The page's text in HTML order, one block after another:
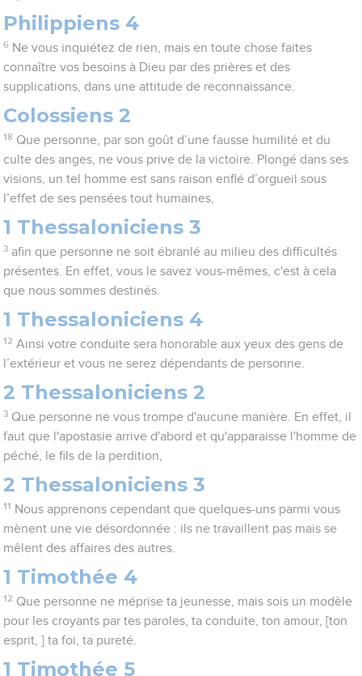
Philippiens 4
6 Ne vous inquiétez de rien, mais en toute chose faites
connaître vos besoins à Dieu par des prières et des
supplications, dans une attitude de reconnaissance.
Colossiens 2
18 Que personne, par son goût d’une fausse humilité et du
culte des anges, ne vous prive de la victoire. Plongé dans ses
visions, un tel homme est sans raison enflé d’orgueil sous
l’effet de ses pensées tout humaines,
1 Thessaloniciens 3
3 afin que personne ne soit ébranlé au milieu des difficultés
présentes. En effet, vous le savez vous-mêmes, c'est à cela
que nous sommes destinés.
1 Thessaloniciens 4
12 Ainsi votre conduite sera honorable aux yeux des gens de
l’extérieur et vous ne serez dépendants de personne.
2 Thessaloniciens 2
3 Que personne ne vous trompe d'aucune manière. En effet, il
faut que l'apostasie arrive d'abord et qu'apparaisse l'homme de
péché, le fils de la perdition,
2 Thessaloniciens 3
11 Nous apprenons cependant que quelques-uns parmi vous
mènent une vie désordonnée : ils ne travaillent pas mais se
mêlent des affaires des autres.
1 Timothée 4
12 Que personne ne méprise ta jeunesse, mais sois un modèle
pour les croyants par tes paroles, ta conduite, ton amour, [ton
esprit, ] ta foi, ta pureté.
1 Timothée 5